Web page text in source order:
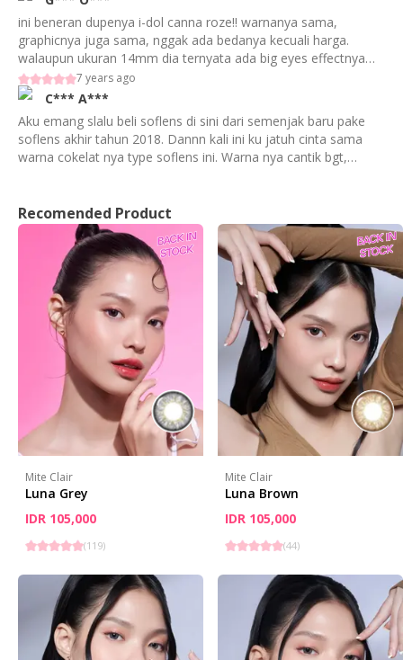
ini beneran dupenya i-dol canna roze!! warnanya sama,
graphicnya juga sama, nggak ada bedanya kecuali harga.
walaupun ukuran 14mm dia ternyata ada big eyes effectnya
and it's not my cup of tea buat mataku yg sipit. kalo pas
makeup matanya glam ini baru cocok bgt di aku. pertama kali
dipake nyaman bgt kaya nggak pake softlens, tapi sejak
pemakaian ke 4-5 mulai kerasa agak ngeganjel (mungkin dari
segi maintenance sotflensnya sendiri juga). overall, not bad for
my first contact lens from eyelovin. will be buying more!
7 years ago
C*** A***
Aku emang slalu beli soflens di sini dari semenjak baru pake
soflens akhir tahun 2018. Dannn kali ini ku jatuh cinta sama
warna cokelat nya type soflens ini. Warna nya cantik bgt,
Recomended Product
Mite Clair
Luna Grey
IDR 105,000
(119)
Mite Clair
Luna Brown
IDR 105,000
(44)